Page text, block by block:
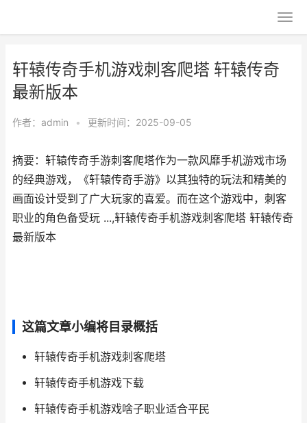
轩辕传奇手机游戏刺客爬塔 轩辕传奇
最新版本
作者： admin • 更新时间：2025-09-05
摘要：轩辕传奇手游刺客爬塔作为一款风靡手机游戏市场
的经典游戏，《轩辕传奇手游》以其独特的玩法和精美的
画面设计受到了广大玩家的喜爱。而在这个游戏中，刺客
职业的角色备受玩 ...,轩辕传奇手机游戏刺客爬塔 轩辕传奇
最新版本
这篇文章小编将目录概括
轩辕传奇手机游戏刺客爬塔
轩辕传奇手机游戏下载
轩辕传奇手机游戏啥子职业适合平民